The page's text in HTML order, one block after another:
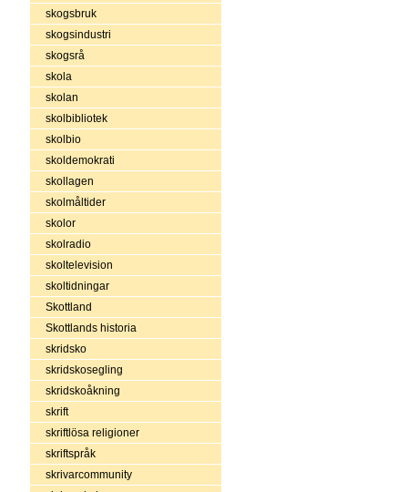
skogsbruk
skogsindustri
skogsrå
skola
skolan
skolbibliotek
skolbio
skoldemokrati
skollagen
skolmåltider
skolor
skolradio
skoltelevision
skoltidningar
Skottland
Skottlands historia
skridsko
skridskosegling
skridskoåkning
skrift
skriftlösa religioner
skriftspråk
skrivarcommunity